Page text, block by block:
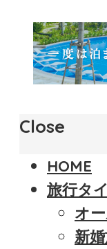
Close
HOME
旅行タ
オ
新